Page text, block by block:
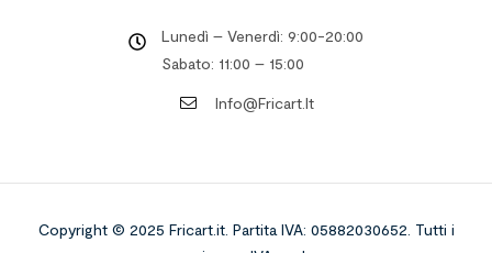
Lunedì – Venerdì: 9:00-20:00
Sabato: 11:00 – 15:00
Info@fricart.it
Copyright © 2025 Fricart.it. Partita IVA: 05882030652. Tutti i